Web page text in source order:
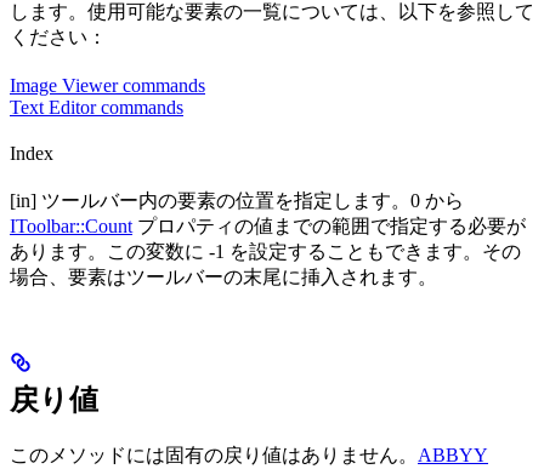
します。使用可能な要素の一覧については、以下を参照して
ください：
Image Viewer commands
Text Editor commands
Index
[in] ツールバー内の要素の位置を指定します。0 から
IToolbar::Count プロパティの値までの範囲で指定する必要が
あります。この変数に -1 を設定することもできます。その
場合、要素はツールバーの末尾に挿入されます。
戻り値
このメソッドには固有の戻り値はありません。 ABBYY